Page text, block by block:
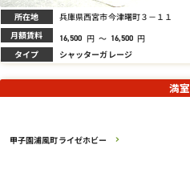
所在地 兵庫県西宮市今津曙町３－１１
月額賃料 16,500 円 ～ 16,500 円
タイプ シャッターガレージ
甲子園浦風町ライゼホビー
満室